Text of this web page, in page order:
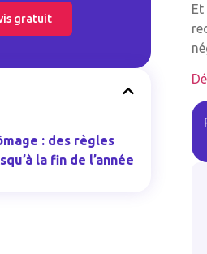
gratuit
: des règles
la fin de l’année